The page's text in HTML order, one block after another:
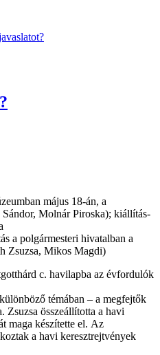
május 18-án, a
Molnár Piroska); kiállítás-
a polgármesteri hivatalban a
Zsuzsa, Mikos Magdi)
c. havilapba az évfordulók
témában – a megfejtők
Zsuzsa összeállította a havi
maga készítette el. Az
a havi keresztrejtvények